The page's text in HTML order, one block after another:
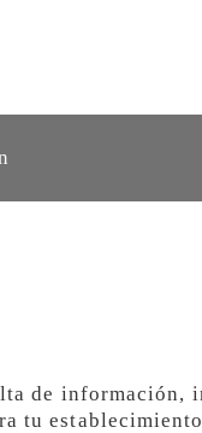
de información,
tu